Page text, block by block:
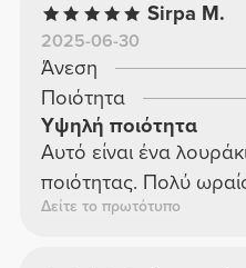
Sirpa M.
2025-06-30
Άνεση
Ποιότητα
Υψηλή ποιότητα
Αυτό είναι ένα
ποιότητας. Πολύ
Δείτε το πρωτότυπο